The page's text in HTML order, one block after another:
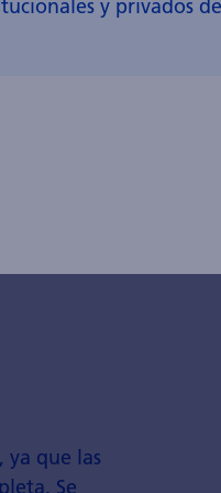
que las
Se
y privados de